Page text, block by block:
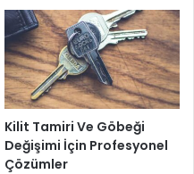
Kilit Tamiri Ve Göbeği
Değişimi İçin Profesyonel
Çözümler